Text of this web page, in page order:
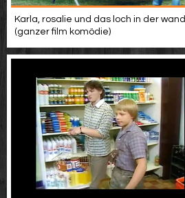
Karla, rosalie und das loch in der wand
(ganzer film komödie)